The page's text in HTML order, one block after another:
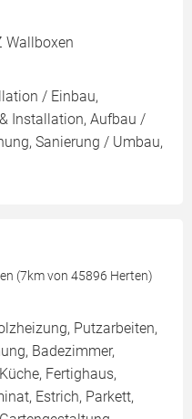
Wallboxen
/ Einbau,
Installation, Aufbau /
Sanierung / Umbau,
(7km von 45896 Herten)
Putzarbeiten,
Badezimmer,
Fertighaus,
Estrich, Parkett,